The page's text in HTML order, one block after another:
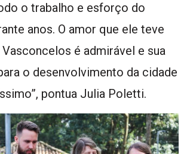
o trabalho e esforço do
anos. O amor que ele teve
é admirável e sua
o desenvolvimento da cidade
pontua Julia Poletti.